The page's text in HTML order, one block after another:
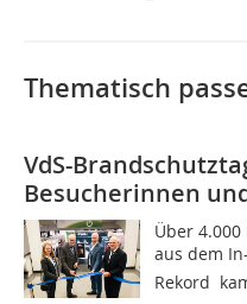
Thematisch
VdS-
Besucherinnen
Über
aus dem
Rekord 